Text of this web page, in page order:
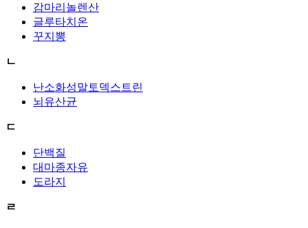
감마리놀렌산
글루타치온
꾸지뽕
ㄴ
난소화성말토덱스트린
뇌유산균
ㄷ
단백질
대마종자유
도라지
ㄹ